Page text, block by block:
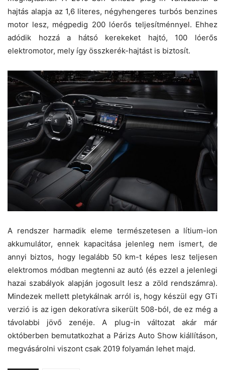
hajtás alapja az 1,6 literes, négyhengeres turbós benzines
motor lesz, mégpedig 200 lóerős teljesítménnyel. Ehhez
adódik hozzá a hátsó kerekeket hajtó, 100 lóerős
elektromotor, mely így összkerék-hajtást is biztosít.
A rendszer harmadik eleme természetesen a lítium-ion
akkumulátor, ennek kapacitása jelenleg nem ismert, de
annyi biztos, hogy legalább 50 km-t képes lesz teljesen
elektromos módban megtenni az autó (és ezzel a jelenlegi
hazai szabályok alapján jogosult lesz a zöld rendszámra).
Mindezek mellett pletykálnak arról is, hogy készül egy GTi
verzió is az igen dekoratívra sikerült 508-ból, de ez még a
távolabbi jövő zenéje. A plug-in változat akár már
októberben bemutatkozhat a Párizs Auto Show kiállításon,
megvásárolni viszont csak 2019 folyamán lehet majd.